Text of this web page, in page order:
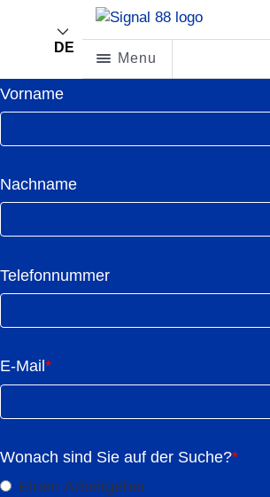
DE
Menu
Vorname
Nachname
Telefonnummer
E-Mail *
Wonach sind Sie auf der Suche?*
Einen Arbeitgeber